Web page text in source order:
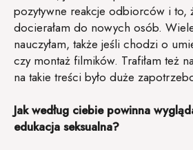
pozytywne reakcje odbiorców i to,
docierałam do nowych osób.
nauczyłam, także jeśli chodzi o
czy montaż filmików. Trafiłam też
na takie treści było duże
Jak według ciebie powinna
edukacja seksualna?